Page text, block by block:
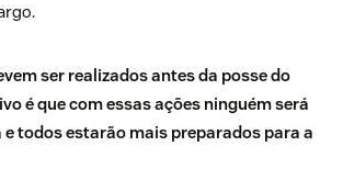
ser realizados antes da posse do
é que com essas ações ninguém será
e todos estarão mais preparados para a